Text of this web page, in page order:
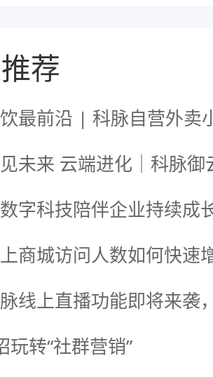
荐
未来 云端进化｜科脉御
玩转“社群营销”